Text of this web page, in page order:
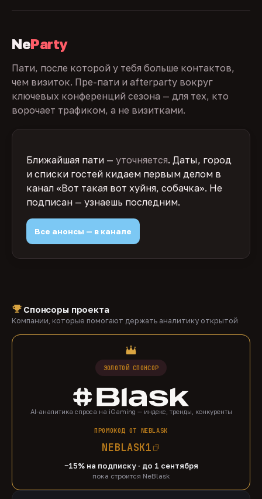
NeParty
Пати, после которой у тебя больше контактов,
чем визиток. Пре-пати и afterparty вокруг
ключевых конференций сезона — для тех, кто
ворочает трафиком, а не визитками.
Ближайшая пати — уточняется. Даты, город
и списки гостей кидаем первым делом в
канал «Вот такая вот хуйня, собачка». Не
подписан — узнаешь последним.
Все анонсы — в канале
Спонсоры проекта
Компании, которые помогают держать аналитику открытой
ЗОЛОТОЙ СПОНСОР
AI-аналитика спроса на iGaming — индекс, тренды, конкуренты
ПРОМОКОД ОТ NEBLASK
NEBLASK1
−15% на подписку · до 1 сентября
пока строится NeBlask